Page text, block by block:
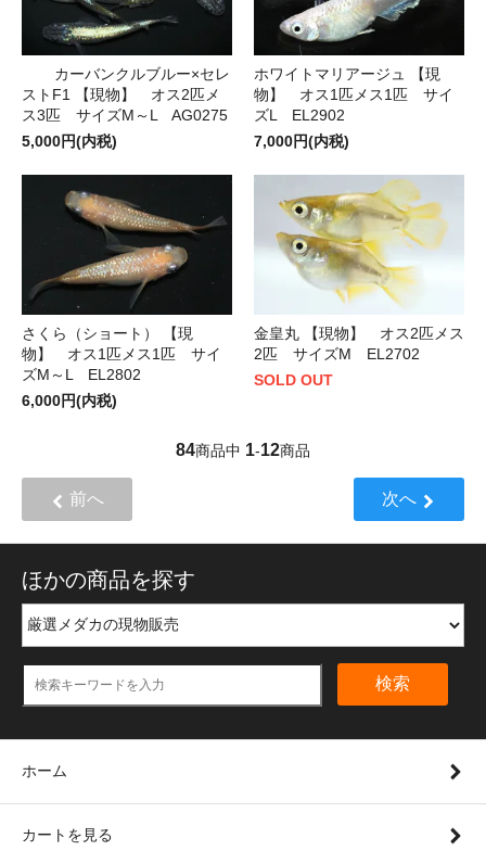
カーバンクルブルー×セレ
ストF1 【現物】 オス2匹メ
ス3匹 サイズM～L AG0275
5,000円(内税)
ホワイトマリアージュ 【現
物】 オス1匹メス1匹 サイ
ズL EL2902
7,000円(内税)
さくら（ショート） 【現
物】 オス1匹メス1匹 サイ
ズM～L EL2802
6,000円(内税)
金皇丸 【現物】 オス2匹メス
2匹 サイズM EL2702
SOLD OUT
84商品中 1-12商品
前へ 次へ
ほかの商品を探す
検索
ホーム
カートを見る